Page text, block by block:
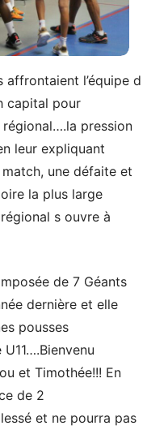
affrontaient l’équipe d
capital pour
régional….la pression
leur expliquant
une défaite et
la plus large
s ouvre à
de 7 Géants
dernière et elle
pousses
et Timothée!!! En
de 2
et ne pourra pas